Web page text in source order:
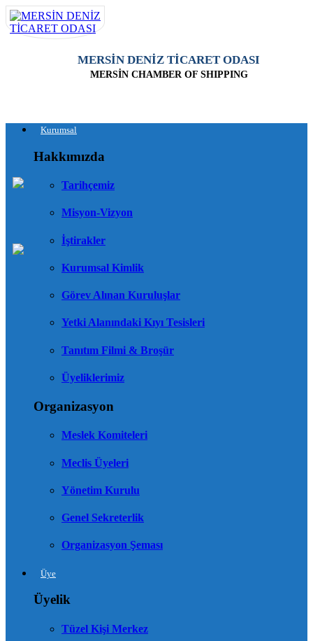
MERSİN DENİZ TİCARET ODASI
MERSİN CHAMBER OF SHIPPING
Kurumsal
Hakkımızda
Tarihçemiz
Misyon-Vizyon
İştirakler
Kurumsal Kimlik
Görev Alınan Kuruluşlar
Yetki Alanındaki Kıyı Tesisleri
Tanıtım Filmi & Broşür
Üyeliklerimiz
Organizasyon
Meslek Komiteleri
Meclis Üyeleri
Yönetim Kurulu
Genel Sekreterlik
Organizasyon Şeması
Üye
Üyelik
Tüzel Kişi Merkez